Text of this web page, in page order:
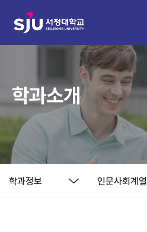
학과소개
학과정보 인문사회계열